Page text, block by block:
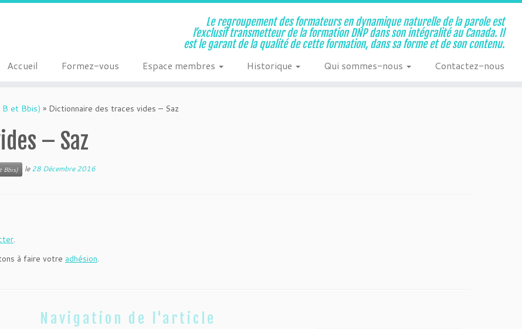
Le regroupement des formateurs en dynamique naturelle de la parole est
l’exclusif transmetteur de la formation DNP dans son intégralité au Canada. Il
est le garant de la qualité de cette formation, dans sa forme et de son contenu.
Accueil Formez-vous Espace membres Historique Qui sommes-nous Contactez-nous
B et Bbis) » Dictionnaire des traces vides – Saz
– Saz
Bbis) le28 Décembre 2016
.
à faire votre adhésion.
Navigation de l'article